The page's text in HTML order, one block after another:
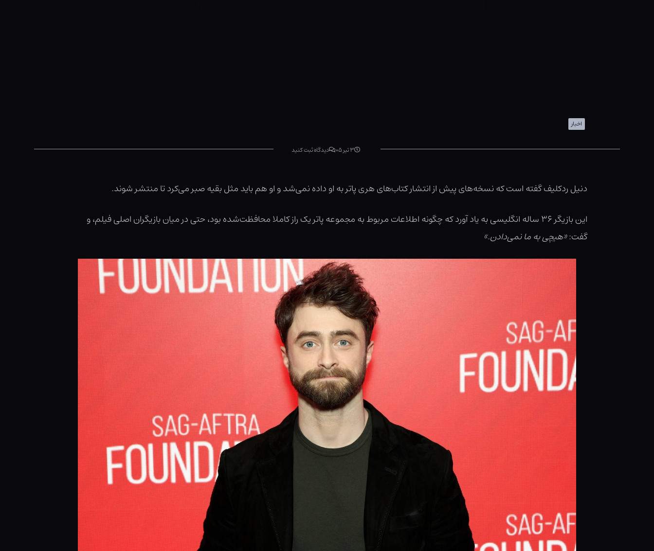
اخبار
۳ تیر ۰۵ دیدگاه ثبت کنید
دنیل ردکلیف گفته است که نسخه‌های پیش از انتشار کتاب‌های هری پاتر به او داده نمی‌شد و او هم باید مثل بقیه صبر می‌کرد تا منتشر شوند.
این بازیگر ۳۶ ساله انگلیسی به یاد آورد که چگونه اطلاعات مربوط به مجموعه پاتر یک راز کاملا محافظت‌شده بود، حتی در میان بازیگران اصلی فیلم، و
گفت:«هیچی به ما نمی‌دادن.»